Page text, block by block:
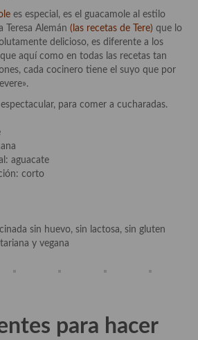
Checa
es especial, es el guacamole al estilo
Teresa Alemán (l as recetas de Tere) que lo
delicioso, es diferente a los
aquí como en todas las recetas tan
cada cocinero tiene el suyo que por
para comer a cucharadas.
aguacate
corto
sin huevo, sin lactosa, sin gluten
y vegana
para hacer